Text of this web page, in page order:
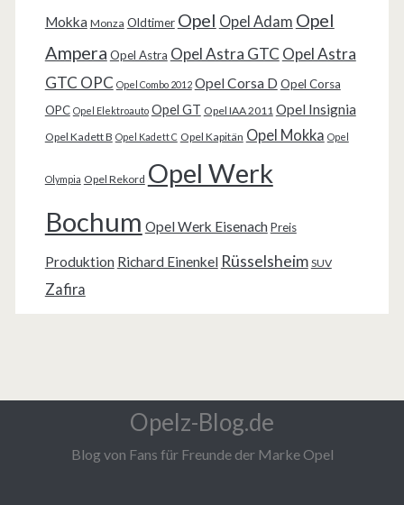
Mokka Monza Oldtimer Opel Opel Adam Opel
Ampera Opel Astra Opel Astra GTC Opel Astra
GTC OPC Opel Combo 2012 Opel Corsa D Opel Corsa
OPC Opel Elektroauto Opel GT Opel IAA 2011 Opel Insignia
Opel Kadett B Opel Kadett C Opel Kapitän Opel Mokka Opel
Olympia Opel Rekord Opel Werk
Bochum Opel Werk Eisenach Preis
Produktion Richard Einenkel Rüsselsheim SUV
Zafira
Opelz-Blog.de
Blog von Fans für Freunde der Marke Opel